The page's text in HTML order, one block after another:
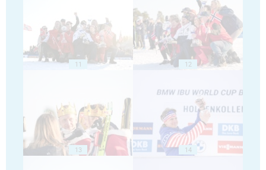
11 12
13 14